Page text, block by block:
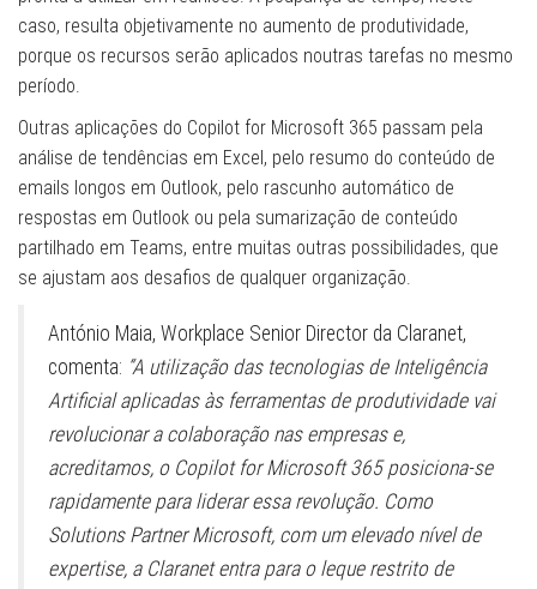
caso, resulta objetivamente no aumento de produtividade,
porque os recursos serão aplicados noutras tarefas no mesmo
período.
Outras aplicações do Copilot for Microsoft 365 passam pela
análise de tendências em Excel, pelo resumo do conteúdo de
emails longos em Outlook, pelo rascunho automático de
respostas em Outlook ou pela sumarização de conteúdo
partilhado em Teams, entre muitas outras possibilidades, que
se ajustam aos desafios de qualquer organização.
António Maia, Workplace Senior Director da Claranet,
comenta: “A utilização das tecnologias de Inteligência
Artificial aplicadas às ferramentas de produtividade vai
revolucionar a colaboração nas empresas e,
acreditamos, o Copilot for Microsoft 365 posiciona-se
rapidamente para liderar essa revolução. Como
Solutions Partner Microsoft, com um elevado nível de
expertise, a Claranet entra para o leque restrito de